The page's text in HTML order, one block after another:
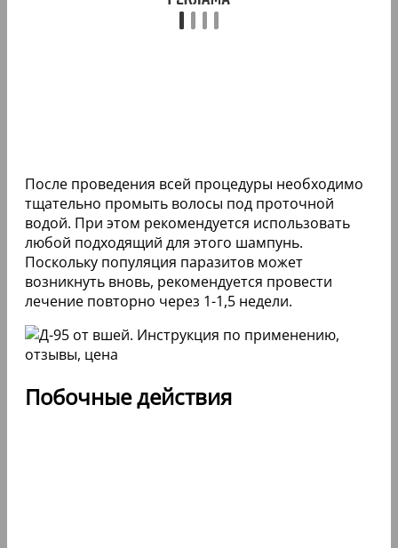
После проведения всей процедуры необходимо
тщательно промыть волосы под проточной
водой. При этом рекомендуется использовать
любой подходящий для этого шампунь.
Поскольку популяция паразитов может
возникнуть вновь, рекомендуется провести
лечение повторно через 1-1,5 недели.
Побочные действия